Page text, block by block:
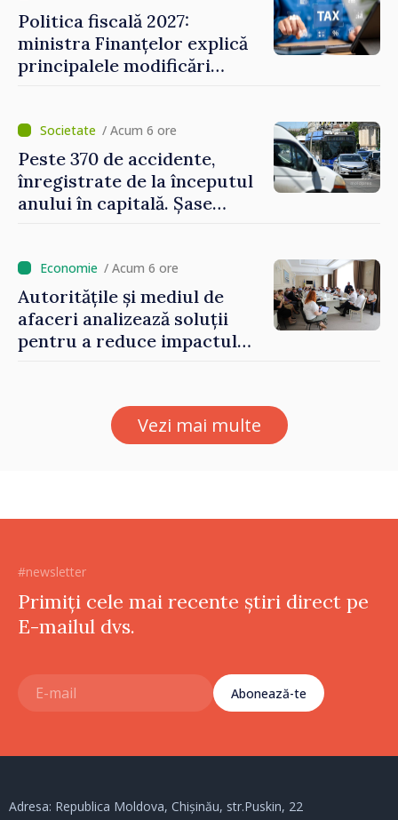
Politica fiscală 2027:
ministra Finanțelor explică
principalele modificări
locale și rutiere
/ Acum 6 ore
Peste 370 de accidente,
înregistrate de la începutul
anului în capitală. Șase
/ Acum 6 ore
Autoritățile și mediul de
afaceri analizează soluții
pentru a reduce impactul
Vezi mai multe
#newsletter
Primiți cele mai recente știri direct pe
E-mailul dvs.
Abonează-te
Adresa: Republica Moldova, Chișinău, str.Puskin, 22